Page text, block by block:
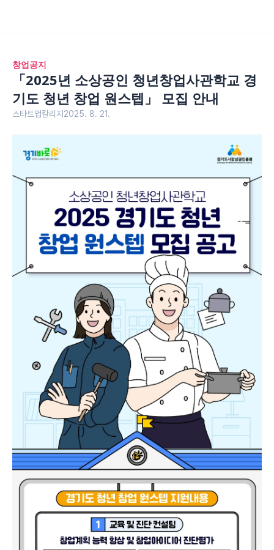
창업공지
「2025년 소상공인 청년창업사관학교 경
기도 청년 창업 원스텝」 모집 안내
스타트업칼리지 2025. 8. 21.